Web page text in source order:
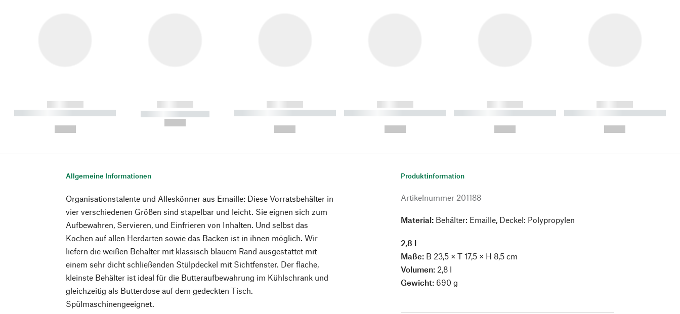
------------
----------- ----------- ----------
------------
----------- -----------
------------
----------- ----------- ----------
------------
----------- ----------- ----------
------------
----------- ----------- ----------
------------
----------- ----------- ----------
Allgemeine Informationen
Organisationstalente und Alleskönner aus Emaille: Diese Vorratsbehälter in
vier verschiedenen Größen sind stapelbar und leicht. Sie eignen sich zum
Aufbewahren, Servieren, und Einfrieren von Inhalten. Und selbst das
Kochen auf allen Herdarten sowie das Backen ist in ihnen möglich. Wir
liefern die weißen Behälter mit klassisch blauem Rand ausgestattet mit
einem sehr dicht schließenden Stülpdeckel mit Sichtfenster. Der flache,
kleinste Behälter ist ideal für die Butteraufbewahrung im Kühlschrank und
gleichzeitig als Butterdose auf dem gedeckten Tisch.
Spülmaschinengeeignet.
Produktinformation
Artikelnummer 201188
Material: Behälter: Emaille, Deckel: Polypropylen
2,8 l
Maße: B 23,5 × T 17,5 × H 8,5 cm
Volumen: 2,8 l
Gewicht: 690 g